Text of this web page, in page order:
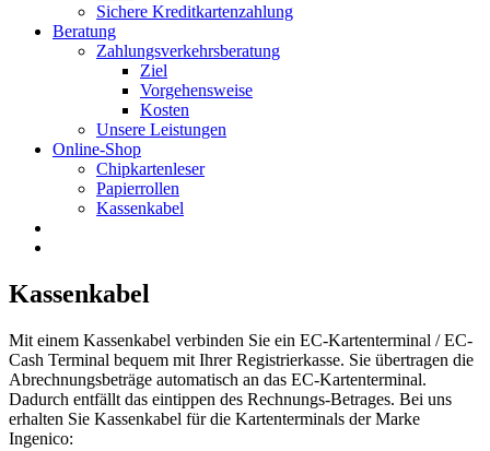
Sichere Kreditkartenzahlung
Beratung
Zahlungsverkehrsberatung
Ziel
Vorgehensweise
Kosten
Unsere Leistungen
Online-Shop
Chipkartenleser
Papierrollen
Kassenkabel
Kassenkabel
Mit einem Kassenkabel verbinden Sie ein EC-Kartenterminal / EC-
Cash Terminal bequem mit Ihrer Registrierkasse. Sie übertragen die
Abrechnungsbeträge automatisch an das EC-Kartenterminal.
Dadurch entfällt das eintippen des Rechnungs-Betrages. Bei uns
erhalten Sie Kassenkabel für die Kartenterminals der Marke
Ingenico: